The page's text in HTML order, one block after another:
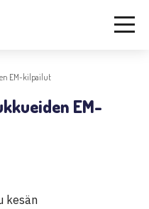
EM-kilpailut
EM-
kesän